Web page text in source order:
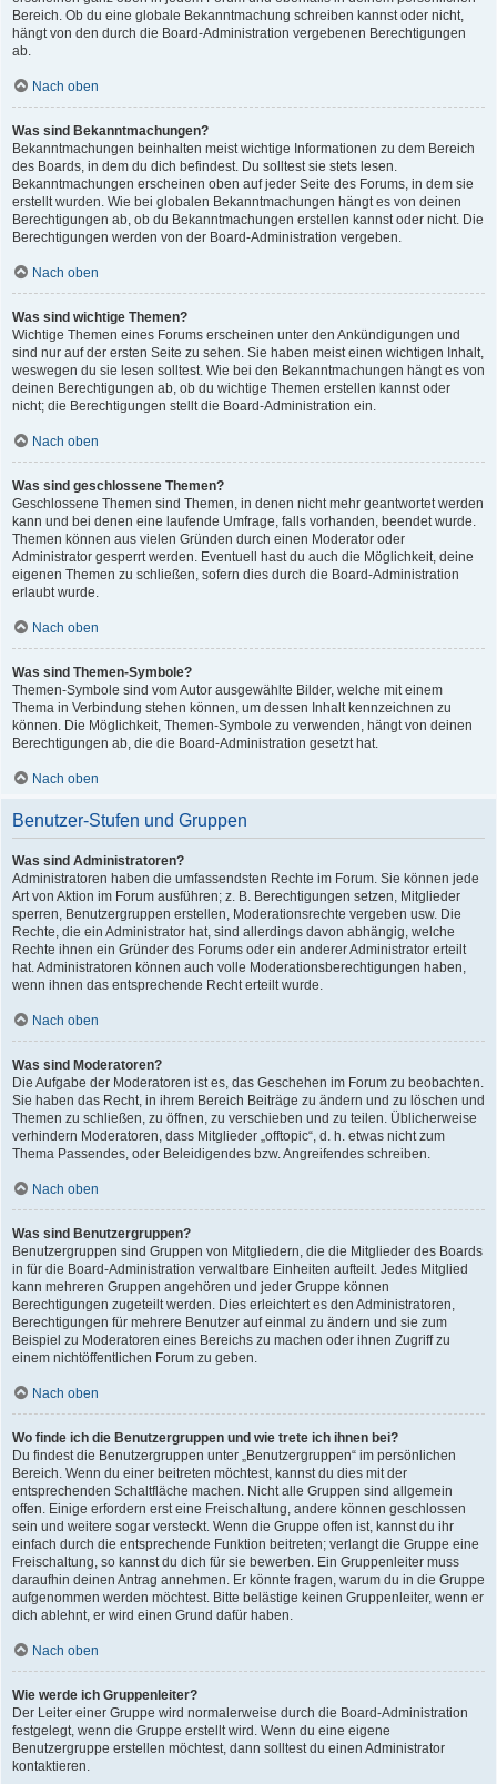
Bereich. Ob du eine globale Bekanntmachung schreiben kannst oder nicht,
hängt von den durch die Board-Administration vergebenen Berechtigungen
ab.
Nach oben
Was sind Bekanntmachungen?
Bekanntmachungen beinhalten meist wichtige Informationen zu dem Bereich
des Boards, in dem du dich befindest. Du solltest sie stets lesen.
Bekanntmachungen erscheinen oben auf jeder Seite des Forums, in dem sie
erstellt wurden. Wie bei globalen Bekanntmachungen hängt es von deinen
Berechtigungen ab, ob du Bekanntmachungen erstellen kannst oder nicht. Die
Berechtigungen werden von der Board-Administration vergeben.
Nach oben
Was sind wichtige Themen?
Wichtige Themen eines Forums erscheinen unter den Ankündigungen und
sind nur auf der ersten Seite zu sehen. Sie haben meist einen wichtigen Inhalt,
weswegen du sie lesen solltest. Wie bei den Bekanntmachungen hängt es von
deinen Berechtigungen ab, ob du wichtige Themen erstellen kannst oder
nicht; die Berechtigungen stellt die Board-Administration ein.
Nach oben
Was sind geschlossene Themen?
Geschlossene Themen sind Themen, in denen nicht mehr geantwortet werden
kann und bei denen eine laufende Umfrage, falls vorhanden, beendet wurde.
Themen können aus vielen Gründen durch einen Moderator oder
Administrator gesperrt werden. Eventuell hast du auch die Möglichkeit, deine
eigenen Themen zu schließen, sofern dies durch die Board-Administration
erlaubt wurde.
Nach oben
Was sind Themen-Symbole?
Themen-Symbole sind vom Autor ausgewählte Bilder, welche mit einem
Thema in Verbindung stehen können, um dessen Inhalt kennzeichnen zu
können. Die Möglichkeit, Themen-Symbole zu verwenden, hängt von deinen
Berechtigungen ab, die die Board-Administration gesetzt hat.
Nach oben
Benutzer-Stufen und Gruppen
Was sind Administratoren?
Administratoren haben die umfassendsten Rechte im Forum. Sie können jede
Art von Aktion im Forum ausführen; z. B. Berechtigungen setzen, Mitglieder
sperren, Benutzergruppen erstellen, Moderationsrechte vergeben usw. Die
Rechte, die ein Administrator hat, sind allerdings davon abhängig, welche
Rechte ihnen ein Gründer des Forums oder ein anderer Administrator erteilt
hat. Administratoren können auch volle Moderationsberechtigungen haben,
wenn ihnen das entsprechende Recht erteilt wurde.
Nach oben
Was sind Moderatoren?
Die Aufgabe der Moderatoren ist es, das Geschehen im Forum zu beobachten.
Sie haben das Recht, in ihrem Bereich Beiträge zu ändern und zu löschen und
Themen zu schließen, zu öffnen, zu verschieben und zu teilen. Üblicherweise
verhindern Moderatoren, dass Mitglieder „offtopic“, d. h. etwas nicht zum
Thema Passendes, oder Beleidigendes bzw. Angreifendes schreiben.
Nach oben
Was sind Benutzergruppen?
Benutzergruppen sind Gruppen von Mitgliedern, die die Mitglieder des Boards
in für die Board-Administration verwaltbare Einheiten aufteilt. Jedes Mitglied
kann mehreren Gruppen angehören und jeder Gruppe können
Berechtigungen zugeteilt werden. Dies erleichtert es den Administratoren,
Berechtigungen für mehrere Benutzer auf einmal zu ändern und sie zum
Beispiel zu Moderatoren eines Bereichs zu machen oder ihnen Zugriff zu
einem nichtöffentlichen Forum zu geben.
Nach oben
Wo finde ich die Benutzergruppen und wie trete ich ihnen bei?
Du findest die Benutzergruppen unter „Benutzergruppen“ im persönlichen
Bereich. Wenn du einer beitreten möchtest, kannst du dies mit der
entsprechenden Schaltfläche machen. Nicht alle Gruppen sind allgemein
offen. Einige erfordern erst eine Freischaltung, andere können geschlossen
sein und weitere sogar versteckt. Wenn die Gruppe offen ist, kannst du ihr
einfach durch die entsprechende Funktion beitreten; verlangt die Gruppe eine
Freischaltung, so kannst du dich für sie bewerben. Ein Gruppenleiter muss
daraufhin deinen Antrag annehmen. Er könnte fragen, warum du in die Gruppe
aufgenommen werden möchtest. Bitte belästige keinen Gruppenleiter, wenn er
dich ablehnt, er wird einen Grund dafür haben.
Nach oben
Wie werde ich Gruppenleiter?
Der Leiter einer Gruppe wird normalerweise durch die Board-Administration
festgelegt, wenn die Gruppe erstellt wird. Wenn du eine eigene
Benutzergruppe erstellen möchtest, dann solltest du einen Administrator
kontaktieren.